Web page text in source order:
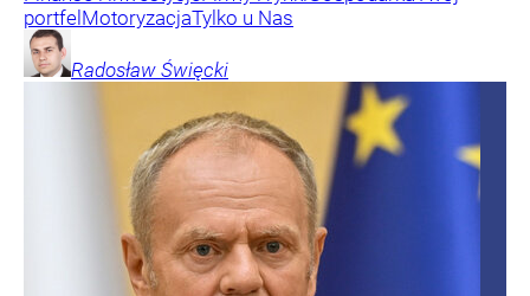
portfel MotoryzacjaTylko u Nas
Radosław Święcki